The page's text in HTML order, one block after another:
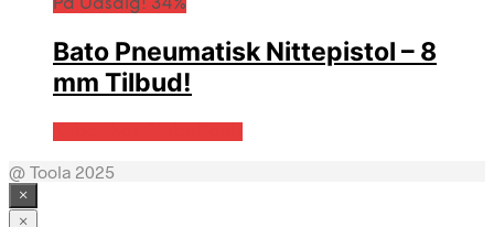
Bato Pneumatisk Nittepistol – 8
mm Tilbud!
@ Toola 2025
×
×